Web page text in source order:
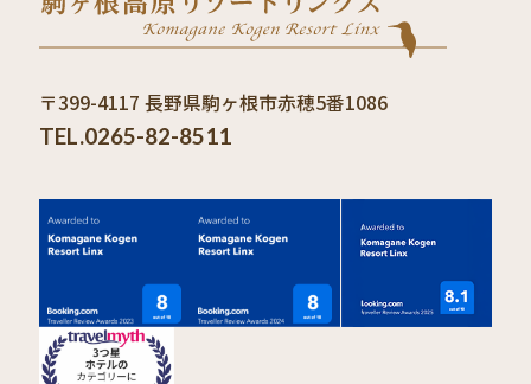
〒399-4117 長野県駒ヶ根市赤穂5番1086
TEL.0265-82-8511